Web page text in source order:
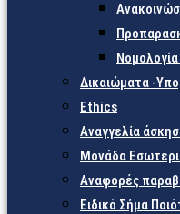
Δικαιώματα -
Ethics
Αναγγελία
Μονάδα
Αναφορές
Ειδικό Σήμα